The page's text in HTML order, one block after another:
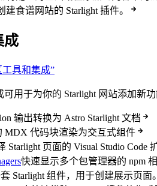
建食谱网站的 Starlight 插件。
成
工具和集成”
用于为你的 Starlight 网站添加新功
输出转换为 Astro Starlight 文档
MDX 代码块渲染为交互式组件
Starlight 页面的 Visual Studio Code
快速显示多个包管理器的 npm 相
Starlight 组件，用于创建展示页面。